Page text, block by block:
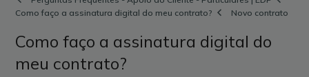
Como faço a assinatura digital do meu contrato?
Novo contrato
Como faço a assinatura digital do
meu contrato?